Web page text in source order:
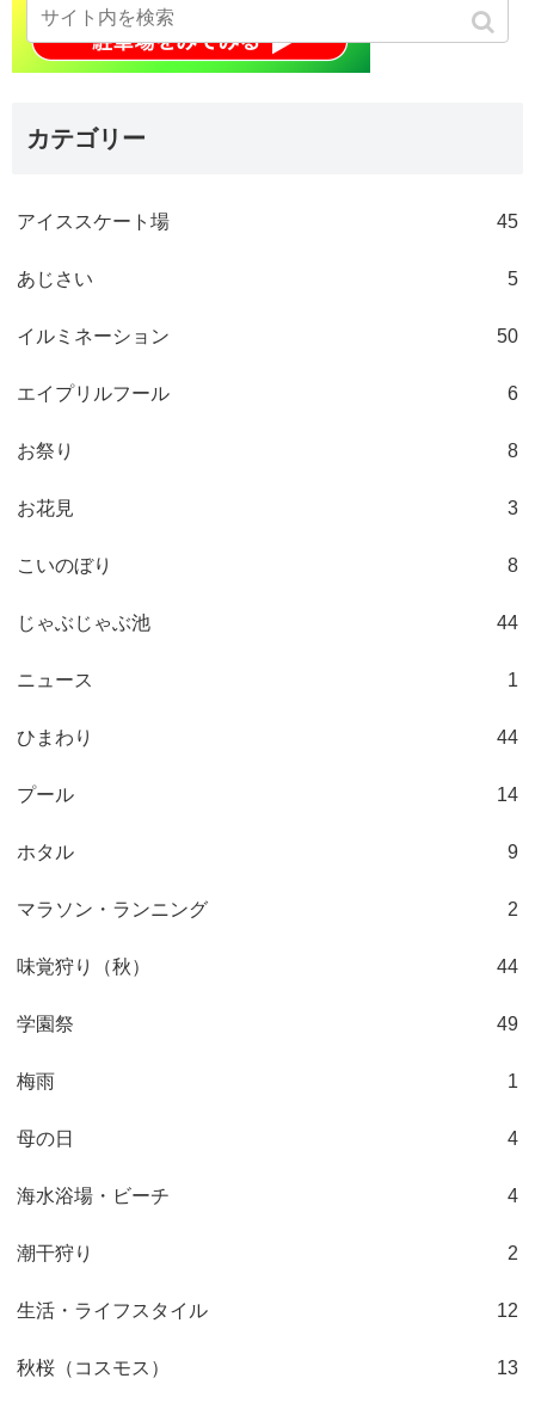
カテゴリー
アイススケート場 45
あじさい 5
イルミネーション 50
エイプリルフール 6
お祭り 8
お花見 3
こいのぼり 8
じゃぶじゃぶ池 44
ニュース 1
ひまわり 44
プール 14
ホタル 9
マラソン・ランニング 2
味覚狩り（秋） 44
学園祭 49
梅雨 1
母の日 4
海水浴場・ビーチ 4
潮干狩り 2
生活・ライフスタイル 12
秋桜（コスモス） 13